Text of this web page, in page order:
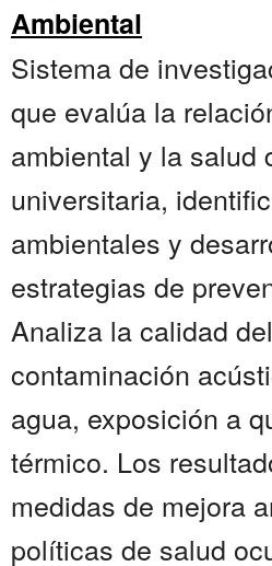
Ambiental
Sistema de
que evalúa la
ambiental y la salud
universitaria,
ambientales y
estrategias de
Analiza la calidad
contaminación
agua, exposición a
térmico. Los
medidas de mejora
políticas de salud